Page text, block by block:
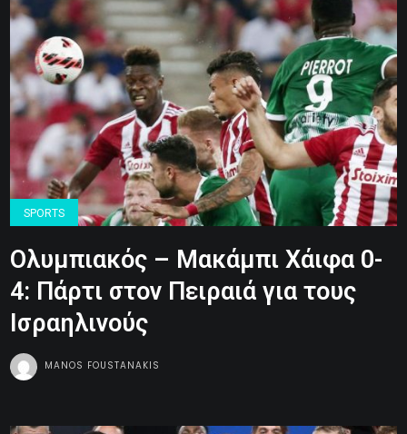
SPORTS
Ολυμπιακός – Μακάμπι Χάιφα 0-
4: Πάρτι στον Πειραιά για τους
Ισραηλινούς
MANOS FOUSTANAKIS